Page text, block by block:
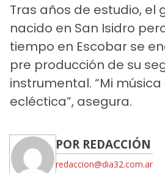
Tras años de estudio, el
nacido en San Isidro
tiempo en Escobar se
pre producción de su
instrumental. “Mi
ecléctica”, asegura.
POR REDACCIÓN
redaccion@dia32.com.ar